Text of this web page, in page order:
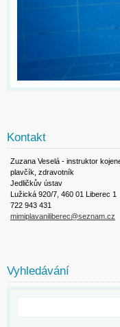
Kontakt
Zuzana Veselá - instruktor
plavčík, zdravotník
Jedličkův ústav
Lužická 920/7, 460 01 Liberec 1
722 943 431
mimiplavaniliberec@seznam.cz
Vyhledávání